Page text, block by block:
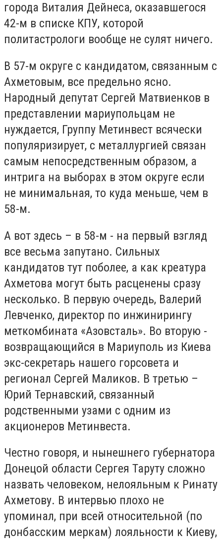
города Виталия Дейнеса, оказавшегося
42-м в списке КПУ, которой
политастрологи вообще не сулят ничего.
В 57-м округе с кандидатом, связанным с
Ахметовым, все предельно ясно.
Народный депутат Сергей Матвиенков в
представлении мариупольцам не
нуждается, Группу Метинвест всячески
популяризирует, с металлургией связан
самым непосредственным образом, а
интрига на выборах в этом округе если
не минимальная, то куда меньше, чем в
58-м.
А вот здесь – в 58-м - на первый взгляд
все весьма запутано. Сильных
кандидатов тут поболее, а как креатура
Ахметова могут быть расценены сразу
несколько. В первую очередь, Валерий
Левченко, директор по инжинирингу
меткомбината «Азовсталь». Во вторую -
возвращающийся в Мариуполь из Киева
экс-секретарь нашего горсовета и
регионал Сергей Маликов. В третью –
Юрий Тернавский, связанный
родственными узами с одним из
акционеров Метинвеста.
Честно говоря, и нынешнего губернатора
Донецой области Сергея Таруту сложно
назвать человеком, нелояльным к Ринату
Ахметову. В интервью плохо не
упоминал, при всей относительной (по
донбасским меркам) лояльности к Киеву,